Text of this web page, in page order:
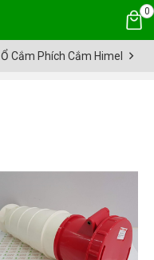
0
Ổ Cắm Phích Cắm Himel